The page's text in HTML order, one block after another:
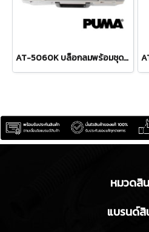
AT-5060K บล็อกลมพร้อมชุดลูกบล็อก 3/4" / 6 หุน แรงบิด 500 FTLBS ความเร็วรอบ 5000 RPM ลูกบล็อก 9-24 มม. พูม่า "PUMA"
หมวดสิ
แบรนด์สิ